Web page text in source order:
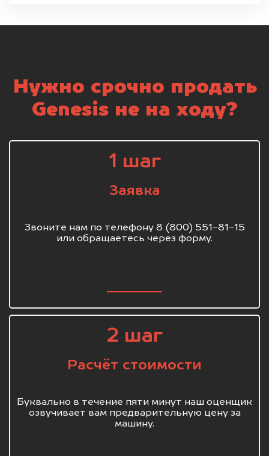
Нужно срочно продать
Genesis не на ходу?
1 шаг
Заявка
Звоните нам по телефону 8 (800) 551-81-15
или обращаетесь через форму.
2 шаг
Расчёт стоимости
Буквально в течение пяти минут наш оценщик
озвучивает вам предварительную цену за
машину.